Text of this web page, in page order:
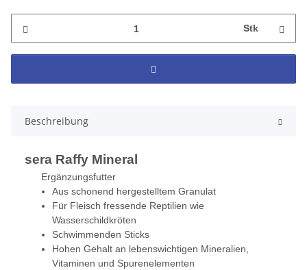
Stk
Beschreibung
sera Raffy Mineral
Ergänzungsfutter
Aus schonend hergestelltem Granulat
Für Fleisch fressende Reptilien wie
Wasserschildkröten
Schwimmenden Sticks
Hohen Gehalt an lebenswichtigen Mineralien,
Vitaminen und Spurenelementen